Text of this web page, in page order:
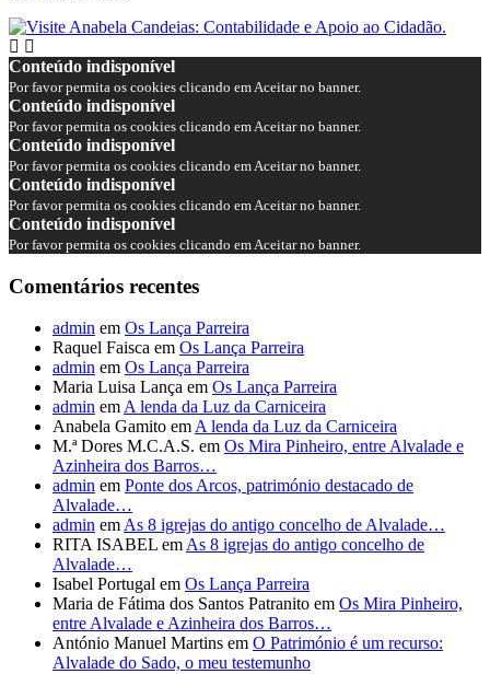
Conteúdo indisponível
Por favor permita os cookies clicando em Aceitar no banner.
Conteúdo indisponível
Por favor permita os cookies clicando em Aceitar no banner.
Conteúdo indisponível
Por favor permita os cookies clicando em Aceitar no banner.
Conteúdo indisponível
Por favor permita os cookies clicando em Aceitar no banner.
Conteúdo indisponível
Por favor permita os cookies clicando em Aceitar no banner.
Comentários recentes
admin em Os Lança Parreira
Raquel Faisca em Os Lança Parreira
admin em Os Lança Parreira
Maria Luisa Lança em Os Lança Parreira
admin em A lenda da Luz da Carniceira
Anabela Gamito em A lenda da Luz da Carniceira
M.ª Dores M.C.A.S. em Os Mira Pinheiro, entre Alvalade e
Azinheira dos Barros…
admin em Ponte dos Arcos, património destacado de
Alvalade…
admin em As 8 igrejas do antigo concelho de Alvalade…
RITA ISABEL em As 8 igrejas do antigo concelho de
Alvalade…
Isabel Portugal em Os Lança Parreira
Maria de Fátima dos Santos Patranito em Os Mira Pinheiro,
entre Alvalade e Azinheira dos Barros…
António Manuel Martins em O Património é um recurso:
Alvalade do Sado, o meu testemunho